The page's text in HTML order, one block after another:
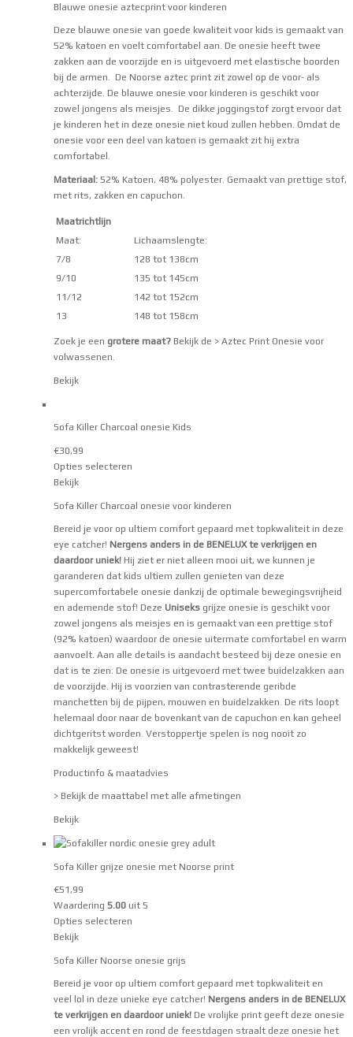
Blauwe onesie aztecprint voor kinderen
Deze blauwe onesie van goede kwaliteit voor kids is gemaakt van
52% katoen en voelt comfortabel aan. De onesie heeft twee
zakken aan de voorzijde en is uitgevoerd met elastische boorden
bij de armen. De Noorse aztec print zit zowel op de voor- als
achterzijde. De blauwe onesie voor kinderen is geschikt voor
zowel jongens als meisjes. De dikke joggingstof zorgt ervoor dat
je kinderen het in deze onesie niet koud zullen hebben. Omdat de
onesie voor een deel van katoen is gemaakt zit hij extra
comfortabel.
Materiaal: 52% Katoen, 48% polyester. Gemaakt van prettige stof,
met rits, zakken en capuchon.
Maatrichtlijn
Maat:
Lichaamslengte:
7/8
128 tot 138cm
9/10
135 tot 145cm
11/12
142 tot 152cm
13
148 tot 158cm
Zoek je een grotere maat? Bekijk de > Aztec Print Onesie voor
volwassenen.
Bekijk
Sofa Killer Charcoal onesie Kids
€30,99
Opties selecteren
Bekijk
Sofa Killer Charcoal onesie voor kinderen
Bereid je voor op ultiem comfort gepaard met topkwaliteit in deze
eye catcher! Nergens anders in de BENELUX te verkrijgen en
daardoor uniek! Hij ziet er niet alleen mooi uit, we kunnen je
garanderen dat kids ultiem zullen genieten van deze
supercomfortabele onesie dankzij de optimale bewegingsvrijheid
en ademende stof! Deze Uniseks grijze onesie is geschikt voor
zowel jongens als meisjes en is gemaakt van een prettige stof
(92% katoen) waardoor de onesie uitermate comfortabel en warm
aanvoelt. Aan alle details is aandacht besteed bij deze onesie en
dat is te zien: De onesie is uitgevoerd met twee buidelzakken aan
de voorzijde. Hij is voorzien van contrasterende geribde
manchetten bij de pijpen, mouwen en buidelzakken. De rits loopt
helemaal door naar de bovenkant van de capuchon en kan geheel
dichtgeritst worden. Verstoppertje spelen is nog nooit zo
makkelijk geweest!
Productinfo & maatadvies
> Bekijk de maattabel met alle afmetingen
Bekijk
Sofa Killer grijze onesie met Noorse print
€51,99
Waardering 5.00 uit 5
Opties selecteren
Bekijk
Sofa Killer Noorse onesie grijs
Bereid je voor op ultiem comfort gepaard met topkwaliteit en
veel lol in deze unieke eye catcher! Nergens anders in de BENELUX
te verkrijgen en daardoor uniek! De vrolijke print geeft deze onesie
een vrolijk accent en rond de feestdagen straalt deze onesie het